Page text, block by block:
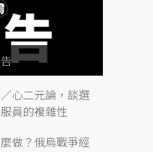
心二元論，談選
員的複雜性
做？俄烏戰爭經